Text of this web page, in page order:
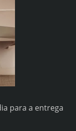
para a entrega